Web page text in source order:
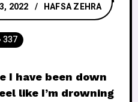
2022 HAFSA ZEHRA
337
I have been down
like I’m drowning